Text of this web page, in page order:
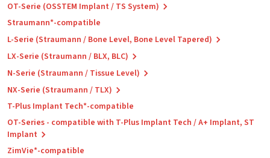
OT-Serie (OSSTEM Implant / TS System)
Straumann*-compatible
L-Serie (Straumann / Bone Level, Bone Level Tapered)
LX-Serie (Straumann / BLX, BLC)
N-Serie (Straumann / Tissue Level)
NX-Serie (Straumann / TLX)
T-Plus Implant Tech*-compatible
OT-Series - compatible with T-Plus Implant Tech / A+ Implant, ST
Implant
ZimVie*-compatible